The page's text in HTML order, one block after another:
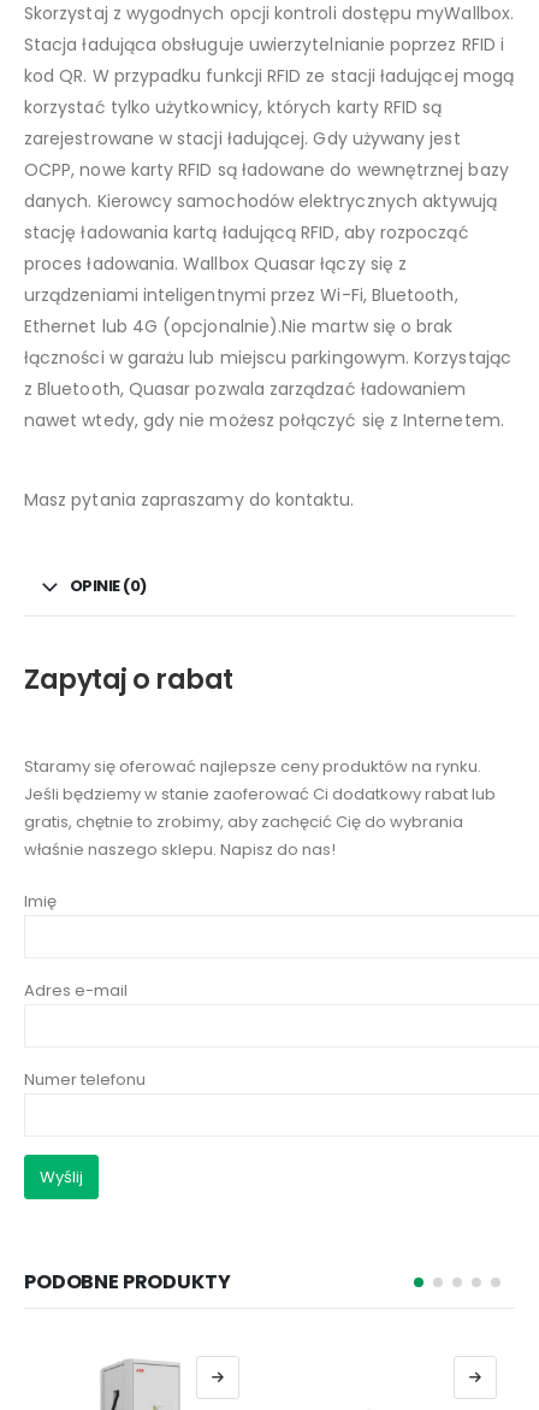
Skorzystaj z wygodnych opcji kontroli dostępu myWallbox.
Stacja ładująca obsługuje uwierzytelnianie poprzez RFID i
kod QR. W przypadku funkcji RFID ze stacji ładującej mogą
korzystać tylko użytkownicy, których karty RFID są
zarejestrowane w stacji ładującej. Gdy używany jest
OCPP, nowe karty RFID są ładowane do wewnętrznej bazy
danych. Kierowcy samochodów elektrycznych aktywują
stację ładowania kartą ładującą RFID, aby rozpocząć
proces ładowania. Wallbox Quasar łączy się z
urządzeniami inteligentnymi przez Wi-Fi, Bluetooth,
Ethernet lub 4G (opcjonalnie).Nie martw się o brak
łączności w garażu lub miejscu parkingowym. Korzystając
z Bluetooth, Quasar pozwala zarządzać ładowaniem
nawet wtedy, gdy nie możesz połączyć się z Internetem.
Masz pytania zapraszamy do kontaktu.
OPINIE (0)
Zapytaj o rabat
Staramy się oferować najlepsze ceny produktów na rynku.
Jeśli będziemy w stanie zaoferować Ci dodatkowy rabat lub
gratis, chętnie to zrobimy, aby zachęcić Cię do wybrania
właśnie naszego sklepu. Napisz do nas!
Imię
Adres e-mail
Numer telefonu
PODOBNE PRODUKTY